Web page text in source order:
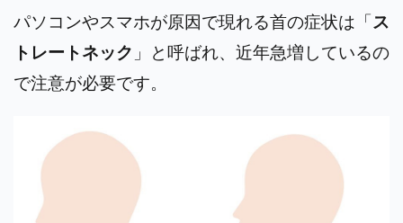
パソコンやスマホが原因で現れる首の症状は「ス
トレートネック 」と呼ばれ、近年急増しているの
で注意が必要です。